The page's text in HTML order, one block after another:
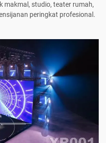
makmal, studio, teater rumah,
peringkat profesional.